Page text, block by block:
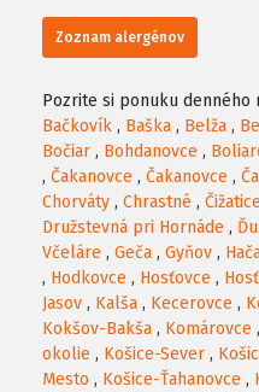
Zoznam alergénov
Pozrite si ponuku denného
Bačkovík , Baška , Belža ,
Bočiar , Bohdanovce ,
, Čakanovce , Čakanovce ,
Chorváty , Chrastné , Čižatice
Družstevná pri Hornáde ,
Včeláre , Geča , Gyňov ,
, Hodkovce , Hosťovce ,
Jasov , Kalša , Kecerovce ,
Kokšov-Bakša , Komárovce ,
okolie , Košice-Sever ,
Mesto , Košice-Ťahanovce ,